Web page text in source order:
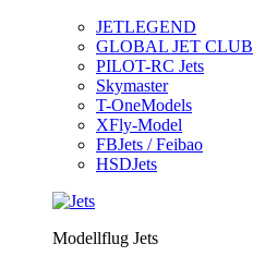
JETLEGEND
GLOBAL JET CLUB
PILOT-RC Jets
Skymaster
T-OneModels
XFly-Model
FBJets / Feibao
HSDJets
Modellflug Jets